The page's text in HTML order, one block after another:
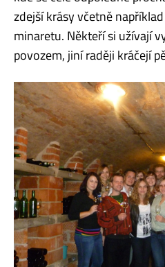
zdejší krásy včetně
minaretu. Někteří si užívají
povozem, jiní raději kráčejí